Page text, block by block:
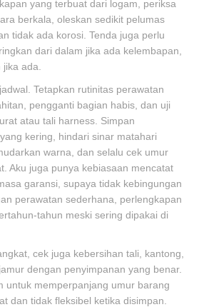
yang terbuat dari logam, periksa
berkala, oleskan sedikit pelumas
tidak ada korosi. Tenda juga perlu
dari dalam jika ada kelembapan,
ada.
Tetapkan rutinitas perawatan
pengganti bagian habis, dan uji
atau tali harness. Simpan
kering, hindari sinar matahari
warna, dan selalu cek umur
Aku juga punya kebiasaan mencatat
garansi, supaya tidak kebingungan
perawatan sederhana, perlengkapan
tahun meski sering dipakai di
cek juga kebersihan tali, kantong,
dengan penyimpanan yang benar.
untuk memperpanjang umur barang
dan tidak fleksibel ketika disimpan.